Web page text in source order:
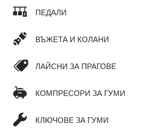
ПЕДАЛИ
ВЪЖЕТА И КОЛАНИ
ЛАЙСНИ ЗА ПРАГОВЕ
КОМПРЕСОРИ ЗА ГУМИ
КЛЮЧОВЕ ЗА ГУМИ